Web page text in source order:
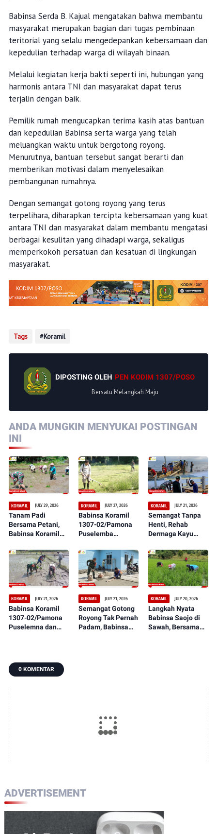
Babinsa Serda B. Kajual mengatakan bahwa membantu
masyarakat merupakan bagian dari tugas pembinaan
teritorial yang selalu mengedepankan kebersamaan dan
kepedulian terhadap warga di wilayah binaan.
Melalui kegiatan kerja bakti seperti ini, hubungan yang
harmonis antara TNI dan masyarakat dapat terus
terjalin dengan baik.
Pemilik rumah mengucapkan terima kasih atas bantuan
dan kepedulian Babinsa serta warga yang telah
meluangkan waktu untuk bergotong royong.
Menurutnya, bantuan tersebut sangat berarti dan
memberikan motivasi dalam menyelesaikan
pembangunan rumahnya.
Dengan semangat gotong royong yang terus
terpelihara, diharapkan tercipta kebersamaan yang kuat
antara TNI dan masyarakat dalam membantu mengatasi
berbagai kesulitan yang dihadapi warga, sekaligus
memperkokoh persatuan dan kesatuan di lingkungan
masyarakat.
Tags Koramil
DIPOSTING OLEH PEN KODIM 1307/POSO
Bersatu Melangkah Maju
ANDA MUNGKIN MENYUKAI POSTINGAN
INI
KORAMIL JULY 29, 2026
Tanam Padi
Bersama Petani,
Babinsa Koramil
Puselemba Dukung
Peningkatan Hasil
Panen dan
Ketahanan Pangan
KORAMIL JULY 27, 2026
Babinsa Koramil
1307-02/Pamona
Puselemba
Masyarakat
Ciptakan Lapangan
Sepak Bola Bersih,
Nyaman, dan
Representatif
KORAMIL JULY 21, 2026
Semangat Tanpa
Henti, Rehab
Dermaga Kayu
Teritorial TNI Terus
Tunjukkan
Perkembangan
Signifikan
KORAMIL JULY 21, 2026
Babinsa Koramil
1307-02/Pamona
Puselemna dan
Jadi Awal Harapan
Panen Berlimpah
KORAMIL JULY 21, 2026
Semangat Gotong
Royong Tak Pernah
Padam, Babinsa
KORAMIL JULY 20, 2026
Langkah Nyata
Babinsa Saojo di
Sawah, Bersama
0 KOMENTAR
ADVERTISEMENT